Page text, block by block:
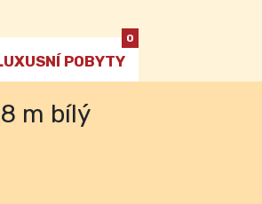
POBYTY
0
m bílý